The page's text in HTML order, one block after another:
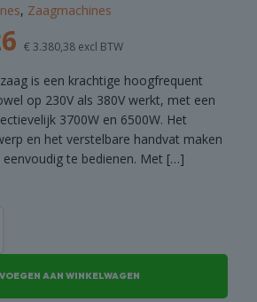
, Zaagmachines
€ 3.380,38 excl BTW
is een krachtige hoogfrequent
op 230V als 380V werkt, met een
3700W en 6500W. Het
en het verstelbare handvat maken
te bedienen. Met […]
AAN WINKELWAGEN